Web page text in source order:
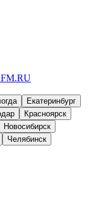
Екатеринбург
Красноярск
Новосибирск
Челябинск